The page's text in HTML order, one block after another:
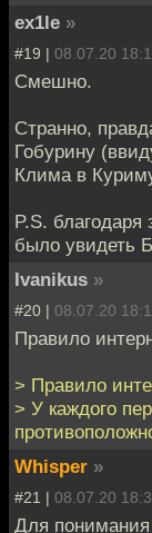
ex1le »
#19 | 08.07.20
Смешно.
Странно,
Гобурину
Клима в
P.S.
было увидеть
Ivanikus »
#20 | 08.07.20
Правило
> Правило
> У каждого
Whisper »
#21 | 08.07.20
Для